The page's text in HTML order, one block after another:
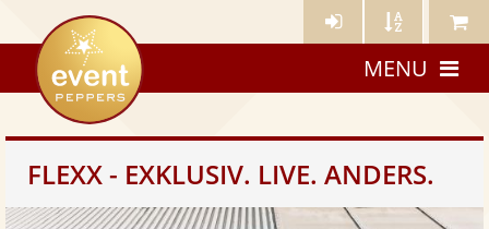
Künstler- Künstler Meine
eventpeppers
MENU
FLEXX - EXKLUSIV. LIVE. ANDERS.